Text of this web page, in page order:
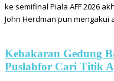
ke semifinal Piala AFF 2026
John Herdman pun mengakui
Kebakaran Gedung
Puslabfor Cari Titik